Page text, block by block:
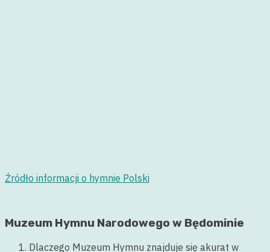
Źródło informacji o hymnie Polski
Muzeum Hymnu Narodowego w Będominie
Dlaczego Muzeum Hymnu znajduje się akurat w